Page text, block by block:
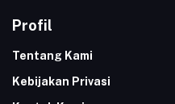
Profil
Tentang Kami
Kebijakan Privasi